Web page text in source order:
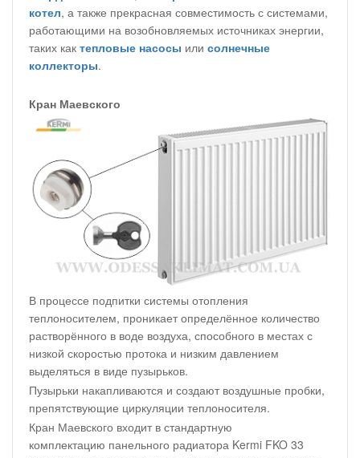
котел, а также прекрасная совместимость с системами,
работающими на возобновляемых источниках энергии,
таких как тепловые насосы или солнечные
коллекторы.
Кран Маевского
В процессе подпитки системы отопления
теплоносителем, проникает определённое количество
растворённого в воде воздуха, способного в местах с
низкой скоростью протока и низким давлением
выделяться в виде пузырьков.
Пузырьки накапливаются и создают воздушные пробки,
препятствующие циркуляции теплоносителя.
Кран Маевского входит в стандартную
комплектацию панельного радиатора Kermi FKO 33